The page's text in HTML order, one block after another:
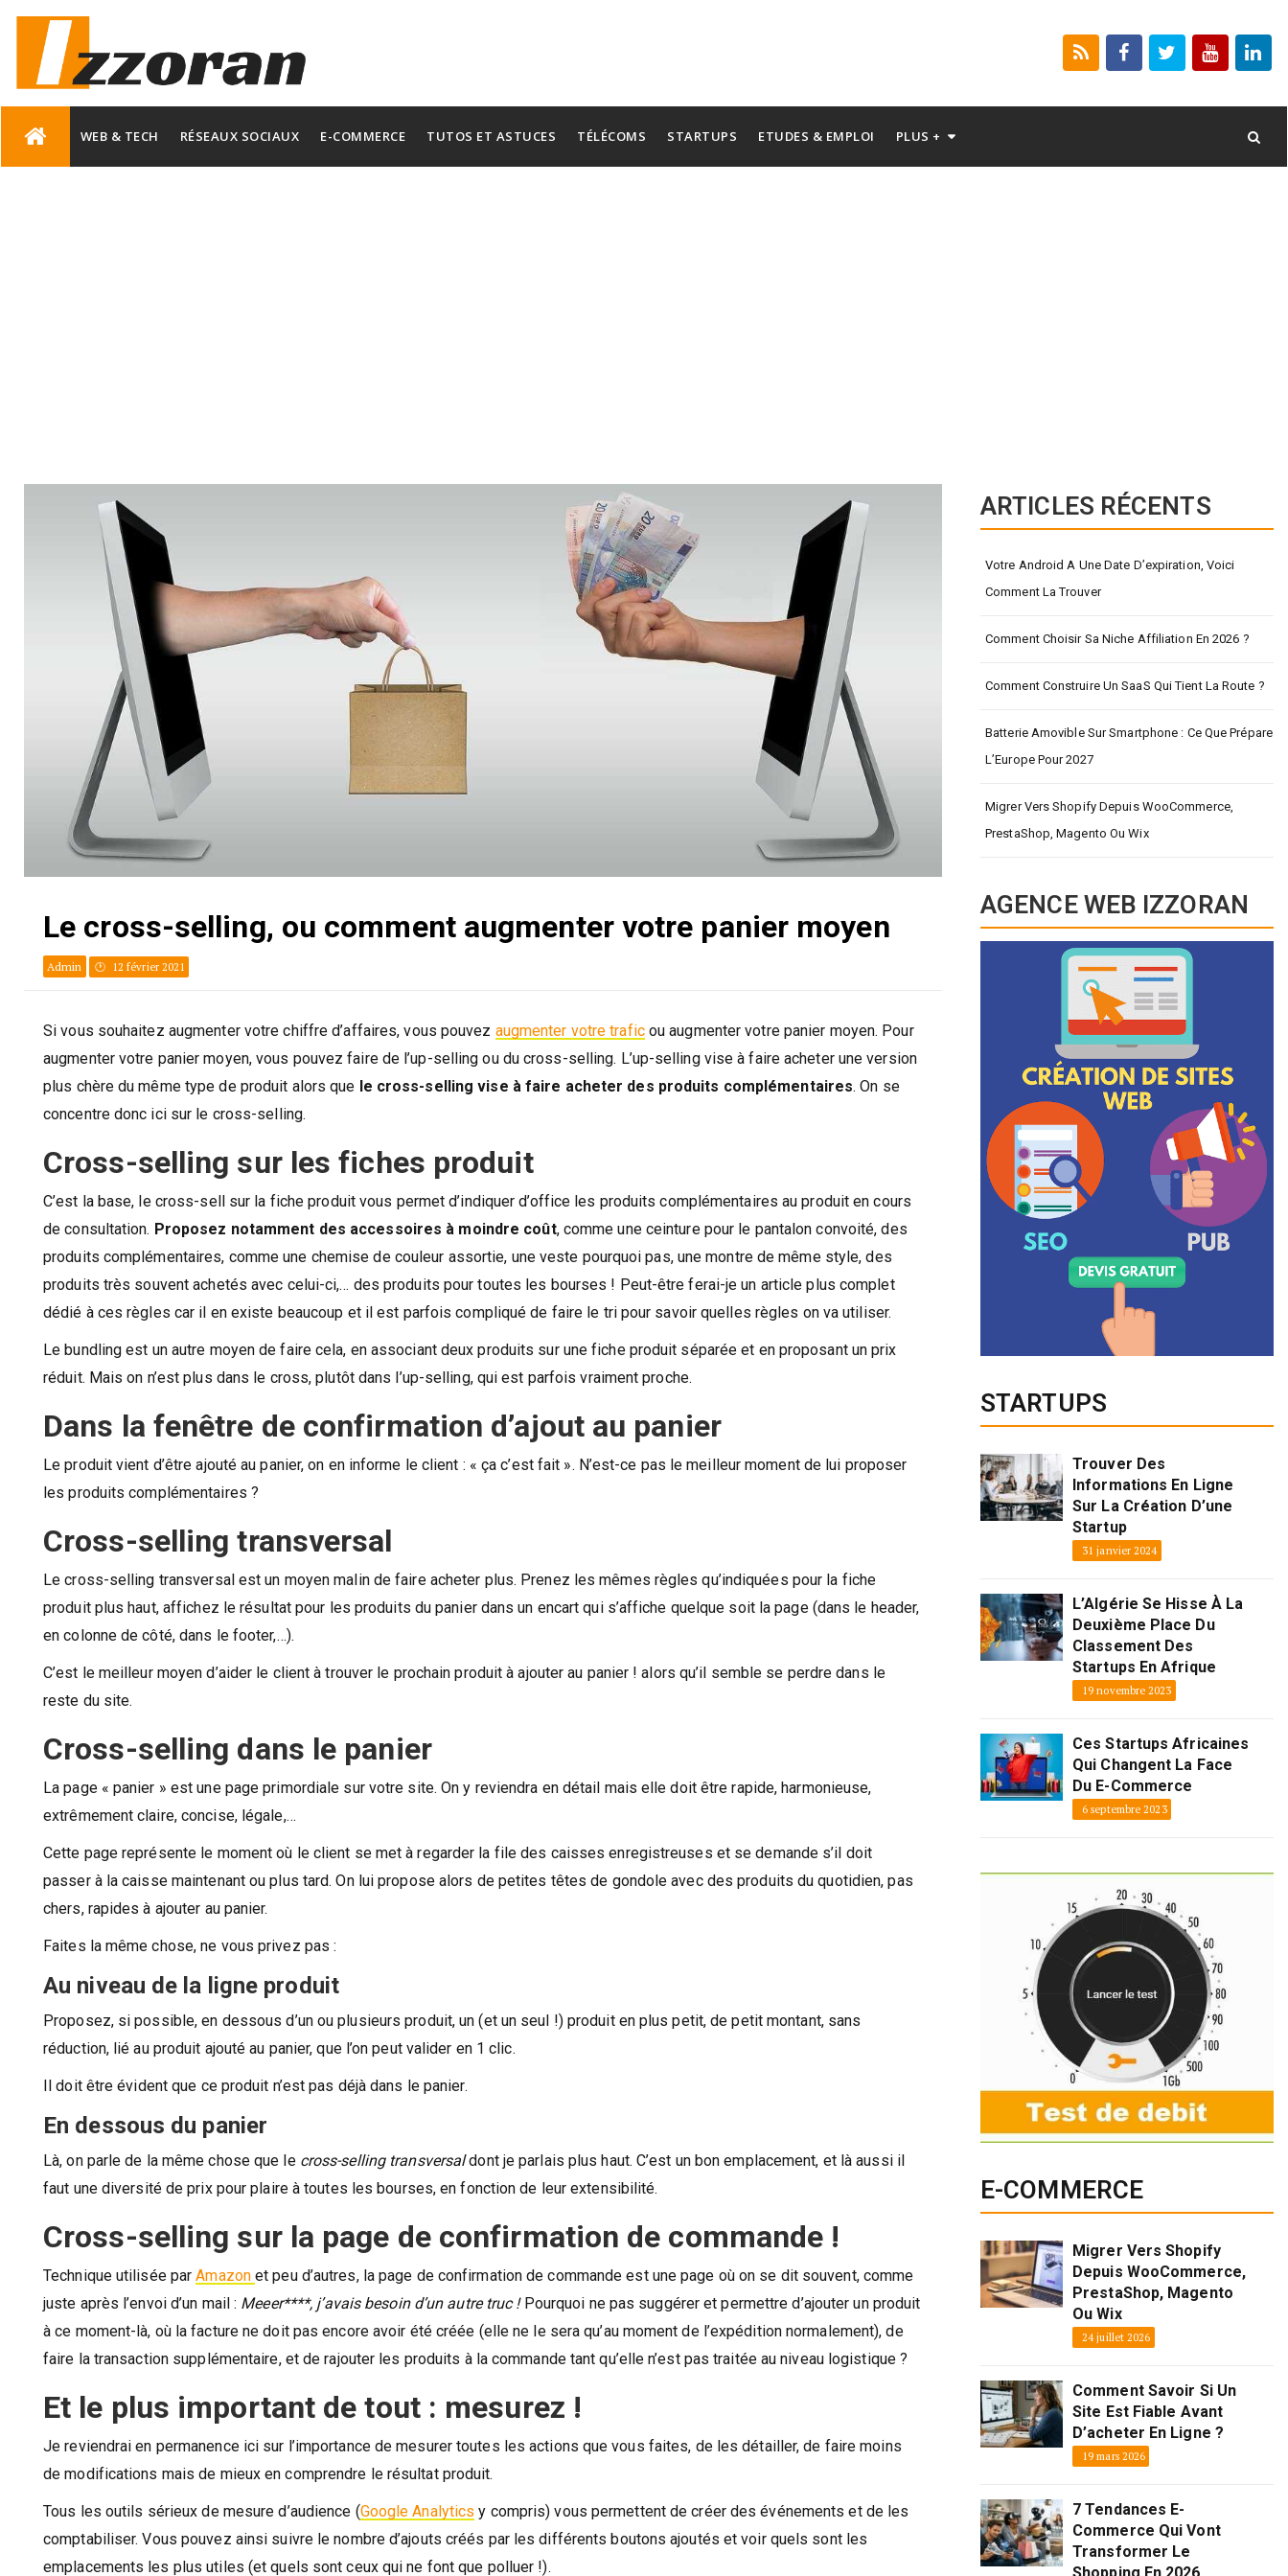
WEB & TECH RÉSEAUX SOCIAUX E-COMMERCE TUTOS ET ASTUCES TÉLÉCOMS STARTUPS ETUDES & EMPLOI PLUS +
Le cross-selling, ou comment augmenter votre panier moyen
Admin 12 février 2021
Si vous souhaitez augmenter votre chiffre d’affaires, vous pouvez augmenter votre traficou augmenter votre panier moyen. Pour
augmenter votre panier moyen, vous pouvez faire de l’up-selling ou du cross-selling. L’up-selling vise à faire acheter une version
plus chère du même type de produit alors que le cross-selling vise à faire acheter des produits complémentaires. On se
concentre donc ici sur le cross-selling.
Cross-selling sur les fiches produit
C’est la base, le cross-sell sur la fiche produit vous permet d’indiquer d’office les produits complémentaires au produit en cours
de consultation. Proposez notamment des accessoires à moindre coût, comme une ceinture pour le pantalon convoité, des
produits complémentaires, comme une chemise de couleur assortie, une veste pourquoi pas, une montre de même style, des
produits très souvent achetés avec celui-ci,… des produits pour toutes les bourses ! Peut-être ferai-je un article plus complet
dédié à ces règles car il en existe beaucoup et il est parfois compliqué de faire le tri pour savoir quelles règles on va utiliser.
Le bundling est un autre moyen de faire cela, en associant deux produits sur une fiche produit séparée et en proposant un prix
réduit. Mais on n’est plus dans le cross, plutôt dans l’up-selling, qui est parfois vraiment proche.
Dans la fenêtre de confirmation d’ajout au panier
Le produit vient d’être ajouté au panier, on en informe le client : « ça c’est fait ». N’est-ce pas le meilleur moment de lui proposer
les produits complémentaires ?
Cross-selling transversal
Le cross-selling transversal est un moyen malin de faire acheter plus. Prenez les mêmes règles qu’indiquées pour la fiche
produit plus haut, affichez le résultat pour les produits du panier dans un encart qui s’affiche quelque soit la page (dans le header,
en colonne de côté, dans le footer,…).
C’est le meilleur moyen d’aider le client à trouver le prochain produit à ajouter au panier ! alors qu’il semble se perdre dans le
reste du site.
Cross-selling dans le panier
La page « panier » est une page primordiale sur votre site. On y reviendra en détail mais elle doit être rapide, harmonieuse,
extrêmement claire, concise, légale,…
Cette page représente le moment où le client se met à regarder la file des caisses enregistreuses et se demande s’il doit
passer à la caisse maintenant ou plus tard. On lui propose alors de petites têtes de gondole avec des produits du quotidien, pas
chers, rapides à ajouter au panier.
Faites la même chose, ne vous privez pas :
Au niveau de la ligne produit
Proposez, si possible, en dessous d’un ou plusieurs produit, un (et un seul !) produit en plus petit, de petit montant, sans
réduction, lié au produit ajouté au panier, que l’on peut valider en 1 clic.
Il doit être évident que ce produit n’est pas déjà dans le panier.
En dessous du panier
Là, on parle de la même chose que le cross-selling transversaldont je parlais plus haut. C’est un bon emplacement, et là aussi il
faut une diversité de prix pour plaire à toutes les bourses, en fonction de leur extensibilité.
Cross-selling sur la page de confirmation de commande !
Technique utilisée parAmazonet peu d’autres, la page de confirmation de commande est une page où on se dit souvent, comme
juste après l’envoi d’un mail : Meeer****, j’avais besoin d’un autre truc !Pourquoi ne pas suggérer et permettre d’ajouter un produit
à ce moment-là, où la facture ne doit pas encore avoir été créée (elle ne le sera qu’au moment de l’expédition normalement), de
faire la transaction supplémentaire, et de rajouter les produits à la commande tant qu’elle n’est pas traitée au niveau logistique ?
Et le plus important de tout : mesurez !
Je reviendrai en permanence ici sur l’importance de mesurer toutes les actions que vous faites, de les détailler, de faire moins
de modifications mais de mieux en comprendre le résultat produit.
Tous les outils sérieux de mesure d’audience (Google Analytics y compris) vous permettent de créer des événements et de les
comptabiliser. Vous pouvez ainsi suivre le nombre d’ajouts créés par les différents boutons ajoutés et voir quels sont les
emplacements les plus utiles (et quels sont ceux qui ne font que polluer !).
ARTICLES RÉCENTS
Votre Android A Une Date D’expiration, Voici
Comment La Trouver
Comment Choisir Sa Niche Affiliation En 2026 ?
Comment Construire Un SaaS Qui Tient La Route ?
Batterie Amovible Sur Smartphone : Ce Que Prépare
L’Europe Pour 2027
Migrer Vers Shopify Depuis WooCommerce,
PrestaShop, Magento Ou Wix
AGENCE WEB IZZORAN
STARTUPS
Trouver Des
Informations En Ligne
Sur La Création D’une
Startup
31 janvier 2024
L’Algérie Se Hisse À La
Deuxième Place Du
Classement Des
Startups En Afrique
19 novembre 2023
Ces Startups Africaines
Qui Changent La Face
Du E-Commerce
6 septembre 2023
E-COMMERCE
Migrer Vers Shopify
Depuis WooCommerce,
PrestaShop, Magento
Ou Wix
24 juillet 2026
Comment Savoir Si Un
Site Est Fiable Avant
D’acheter En Ligne ?
19 mars 2026
7 Tendances E-
Commerce Qui Vont
Transformer Le